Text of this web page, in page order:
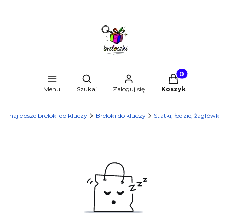
Menu
Otwórz wyszukiwarkę
Szukaj Zaloguj się
Produkty w
Koszyk
- najlepsze breloki do kluczy Breloki do kluczy Statki, łodzie, żaglówki